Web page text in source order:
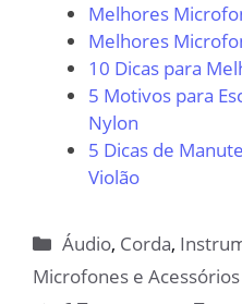
Melhores
Melhores
10 Dicas para
5 Motivos para
Nylon
5 Dicas de
Violão
Categorias
Áudio, Corda,
Microfones e Acessórios